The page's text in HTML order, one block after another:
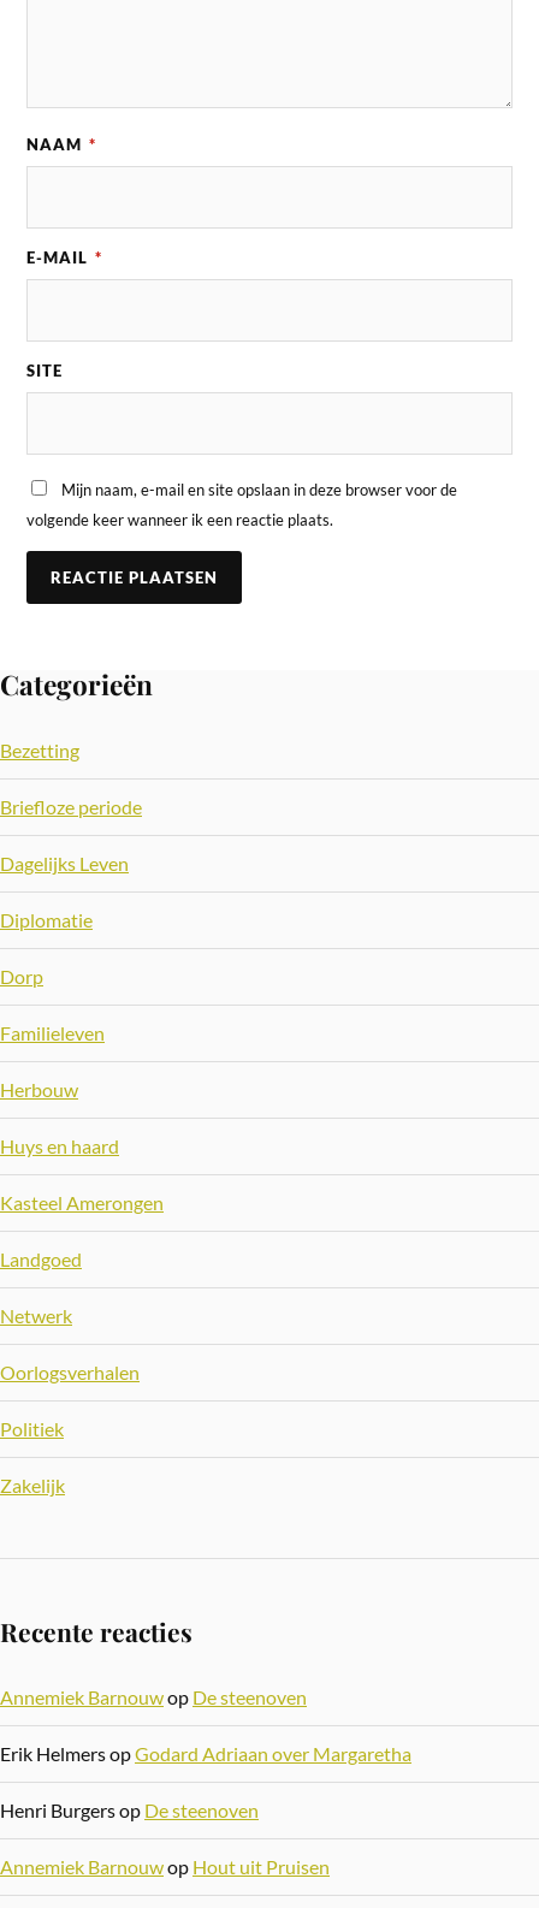
NAAM *
E-MAIL *
SITE
Mijn naam, e-mail en site opslaan in deze browser voor de
volgende keer wanneer ik een reactie plaats.
Categorieën
Bezetting
Briefloze periode
Dagelijks Leven
Diplomatie
Dorp
Familieleven
Herbouw
Huys en haard
Kasteel Amerongen
Landgoed
Netwerk
Oorlogsverhalen
Politiek
Zakelijk
Recente reacties
Annemiek Barnouwop De steenoven
Erik HelmersopGodard Adriaan over Margaretha
Henri Burgersop De steenoven
Annemiek Barnouwop Hout uit Pruisen